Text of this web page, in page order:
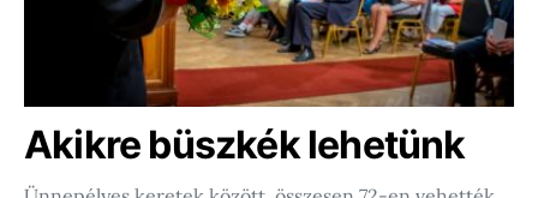
Akikre büszkék lehetünk